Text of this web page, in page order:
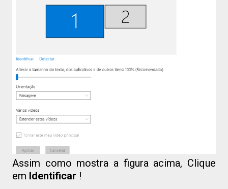
Assim como mostra a figura acima, Clique
em Identificar !